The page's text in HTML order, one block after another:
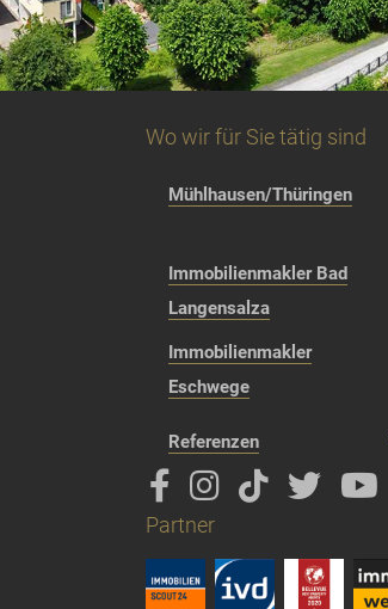
Wo wir für Sie tätig sind
Mühlhausen/Thüringen
Immobilienmakler Bad
Langensalza
Immobilienmakler
Eschwege
Referenzen
Partner